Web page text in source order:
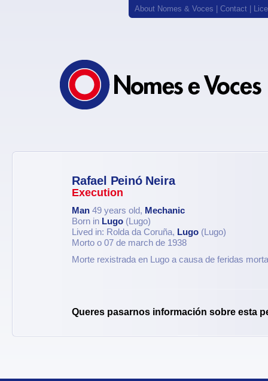
About Nomes & Voces Contact
Rafael Peinó Neira
Execution
Man 49 years old, Mechanic
Born in Lugo (Lugo)
Lived in: Rolda da Coruña, Lugo (Lugo)
Morto o 07 de march de 1938
Morte rexistrada en Lugo a causa de feridas
Queres pasarnos información sobre esta